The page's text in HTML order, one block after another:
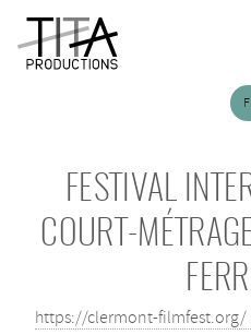
FESTIVAL
COURT-
https://clermont-filmfest.org/